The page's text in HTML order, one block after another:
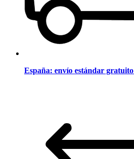
España: envío estándar gratuito